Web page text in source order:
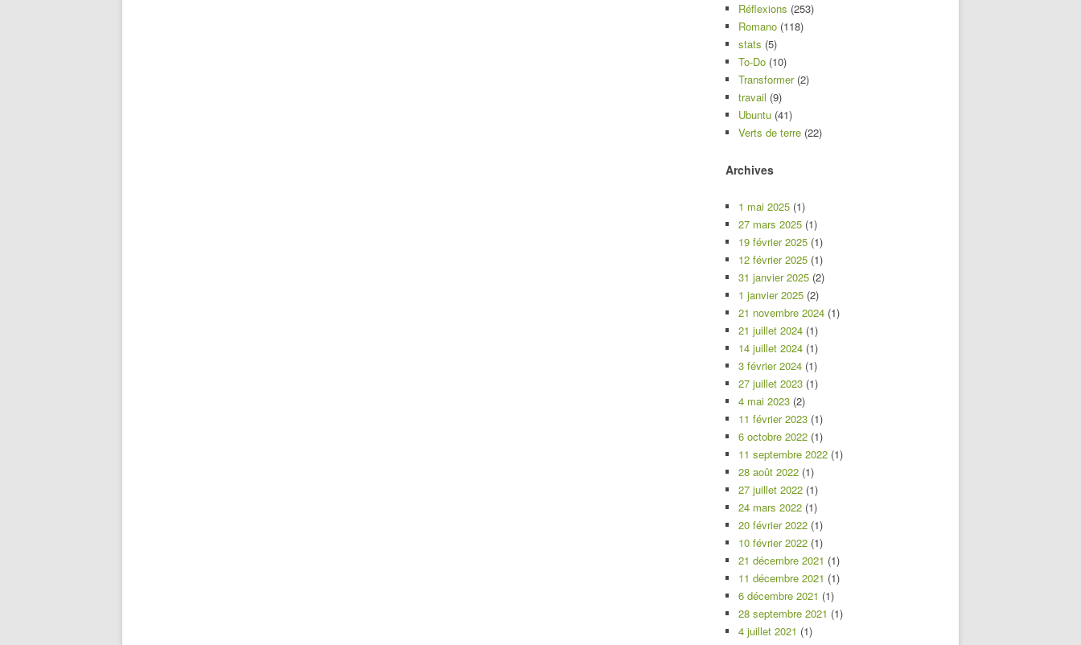
Réflexions (253)
Romano (118)
stats (5)
To-Do (10)
Transformer(2)
travail (9)
Ubuntu (41)
Verts de terre (22)
Archives
1 mai 2025 (1)
27 mars 2025 (1)
19 février 2025 (1)
12 février 2025 (1)
31 janvier 2025 (2)
1 janvier 2025 (2)
21 novembre 2024 (1)
21 juillet 2024 (1)
14 juillet 2024 (1)
3 février 2024 (1)
27 juillet 2023 (1)
4 mai 2023 (2)
11 février 2023 (1)
6 octobre 2022 (1)
11 septembre 2022 (1)
28 août 2022 (1)
27 juillet 2022 (1)
24 mars 2022 (1)
20 février 2022 (1)
10 février 2022 (1)
21 décembre 2021 (1)
11 décembre 2021 (1)
6 décembre 2021 (1)
28 septembre 2021 (1)
4 juillet 2021 (1)